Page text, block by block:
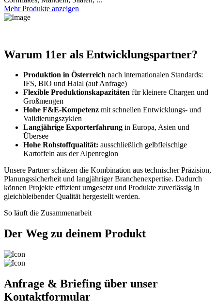
Mehr Produkte anzeigen
Warum 11er als Entwicklungspartner?
Produktion in Österreich nach internationalen Standards:
IFS, BIO und Halal (auf Anfrage)
Flexible Produktionskapazitäten für kleinere Chargen und
Großmengen
Hohe F&E-Kompetenz mit schnellen Entwicklungs- und
Validierungszyklen
Langjährige Exporterfahrung in Europa, Asien und
Übersee
Hohe Rohstoffqualität: ausschließlich gelbfleischige
Kartoffeln aus der Alpenregion
Unsere Partner schätzen die Kombination aus technischer Präzision,
Planungssicherheit und langjähriger Branchenexpertise. Dadurch
können Projekte effizient umgesetzt und Produkte zuverlässig in
gleichbleibender Qualität hergestellt werden.
So läuft die Zusammenarbeit
Der Weg zu deinem Produkt
Anfrage & Briefing über unser
Kontaktformular